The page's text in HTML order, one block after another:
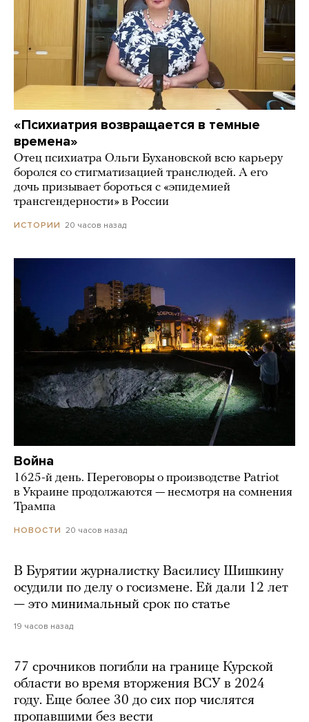
«Психиатрия возвращается в темные
времена»
Отец психиатра Ольги Бухановской всю карьеру
боролся со стигматизацией транслюдей. А его
дочь призывает бороться с «эпидемией
трансгендерности» в России
ИСТОРИИ 20 часов назад
Война
1625-й день. Переговоры о производстве Patriot
в Украине продолжаются — несмотря на сомнения
Трампа
НОВОСТИ 20 часов назад
В Бурятии журналистку Василису Шишкину
осудили по делу о госизмене. Ей дали 12 лет
— это минимальный срок по статье
19 часов назад
77 срочников погибли на границе Курской
области во время вторжения ВСУ в 2024
году. Еще более 30 до сих пор числятся
пропавшими без вести